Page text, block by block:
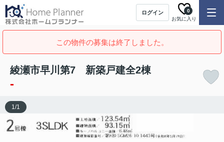
ログイン
お気に入り
0
この物件の募集は終了しました。
綾瀬市早川第7 新築戸建全2棟
-
1/1